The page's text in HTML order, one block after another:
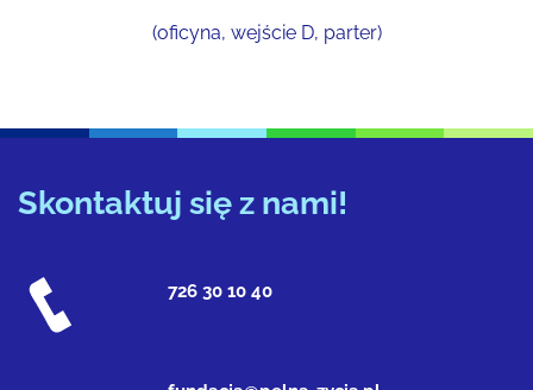
(oficyna, wejście D, parter)
Skontaktuj się z nami!
726 30 10 40